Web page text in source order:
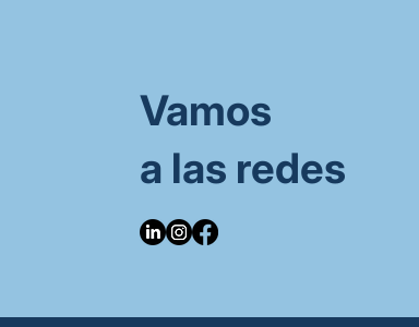
Vamos
a las redes